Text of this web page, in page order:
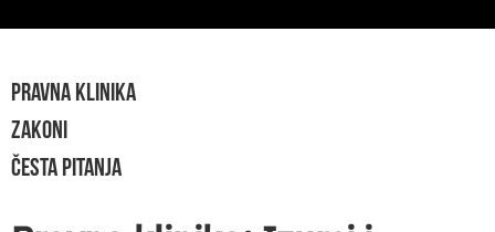
PRAVNA KLINIKA
ZAKONI
ČESTA PITANJA